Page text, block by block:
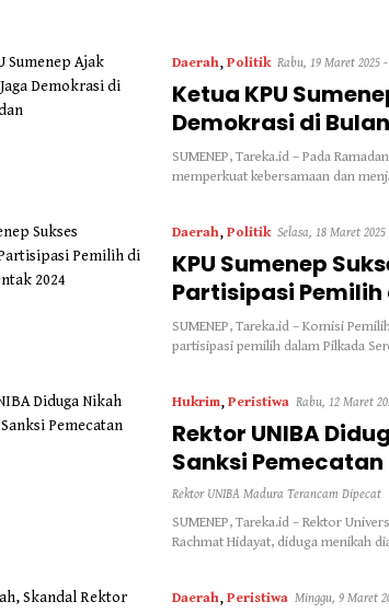
Daerah, Politik Rabu, 19 Maret 2025 -
Ketua KPU
Demokrasi di
SUMENEP, Tareka.id – Pada
memperkuat kebersamaan dan
Daerah, Politik Selasa, 18 Maret 2025
KPU Sumenep
Partisipasi Pemilih
SUMENEP, Tareka.id – Komisi
partisipasi pemilih dalam Pilkada
Hukrim, Peristiwa Rabu, 12 Maret
Rektor UNIBA
Sanksi
Rektor UNIBA Madura Terancam Dipecat
SUMENEP, Tareka.id – Rektor
Rachmat Hidayat, diduga menikah
Daerah, Peristiwa Minggu, 9 Maret